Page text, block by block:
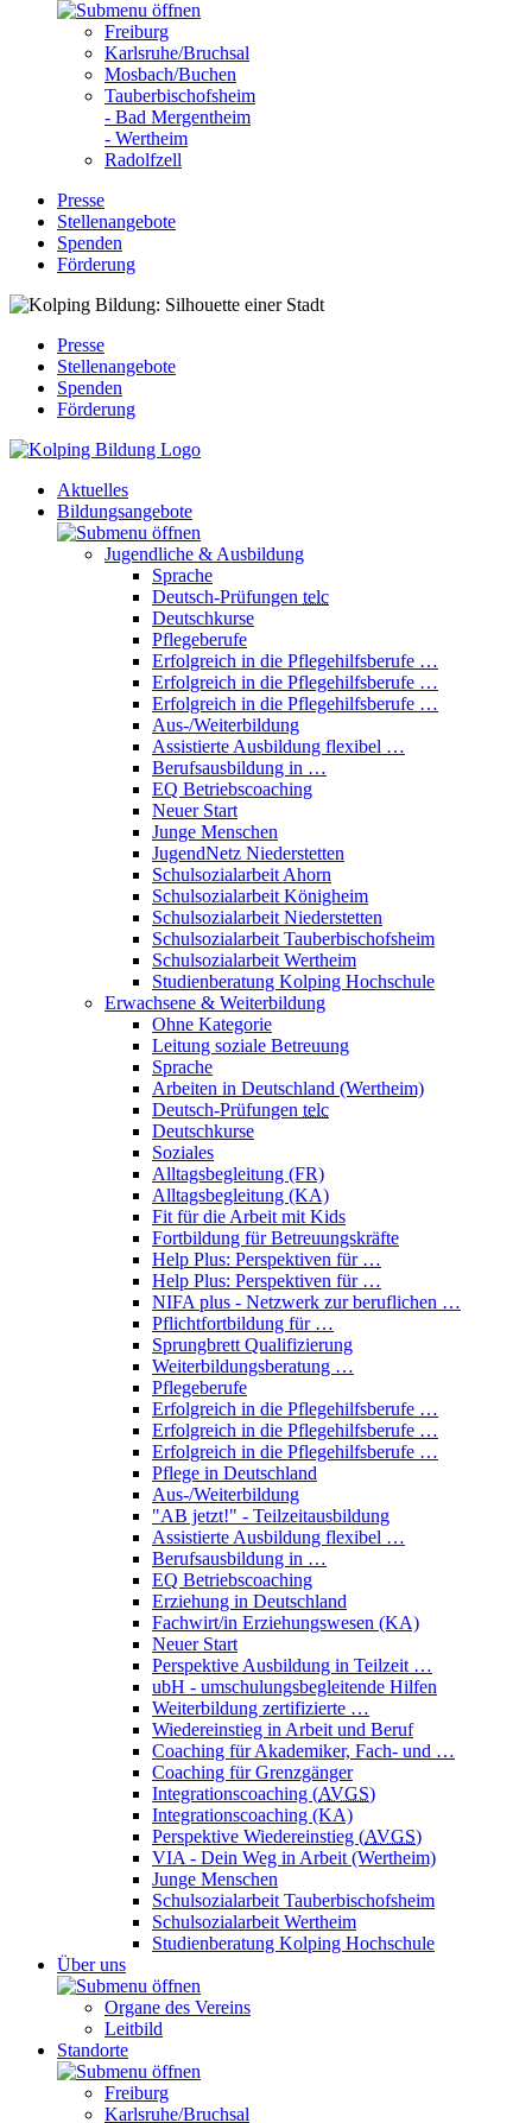
Freiburg
Karlsruhe/Bruchsal
Mosbach/Buchen
Tauberbischofsheim
- Bad Mergentheim
- Wertheim
Radolfzell
Presse
Stellenangebote
Spenden
Förderung
Presse
Stellenangebote
Spenden
Förderung
Aktuelles
Bildungsangebote
Jugendliche & Ausbildung
Sprache
Deutsch-Prüfungen telc
Deutschkurse
Pflegeberufe
Erfolgreich in die Pflegehilfsberufe …
Erfolgreich in die Pflegehilfsberufe …
Erfolgreich in die Pflegehilfsberufe …
Aus-/Weiterbildung
Assistierte Ausbildung flexibel …
Berufsausbildung in …
EQ Betriebscoaching
Neuer Start
Junge Menschen
JugendNetz Niederstetten
Schulsozialarbeit Ahorn
Schulsozialarbeit Königheim
Schulsozialarbeit Niederstetten
Schulsozialarbeit Tauberbischofsheim
Schulsozialarbeit Wertheim
Studienberatung Kolping Hochschule
Erwachsene & Weiterbildung
Ohne Kategorie
Leitung soziale Betreuung
Sprache
Arbeiten in Deutschland (Wertheim)
Deutsch-Prüfungen telc
Deutschkurse
Soziales
Alltagsbegleitung (FR)
Alltagsbegleitung (KA)
Fit für die Arbeit mit Kids
Fortbildung für Betreuungskräfte
Help Plus: Perspektiven für …
Help Plus: Perspektiven für …
NIFA plus - Netzwerk zur beruflichen …
Pflichtfortbildung für …
Sprungbrett Qualifizierung
Weiterbildungsberatung …
Pflegeberufe
Erfolgreich in die Pflegehilfsberufe …
Erfolgreich in die Pflegehilfsberufe …
Erfolgreich in die Pflegehilfsberufe …
Pflege in Deutschland
Aus-/Weiterbildung
"AB jetzt!" - Teilzeitausbildung
Assistierte Ausbildung flexibel …
Berufsausbildung in …
EQ Betriebscoaching
Erziehung in Deutschland
Fachwirt/in Erziehungswesen (KA)
Neuer Start
Perspektive Ausbildung in Teilzeit …
ubH - umschulungsbegleitende Hilfen
Weiterbildung zertifizierte …
Wiedereinstieg in Arbeit und Beruf
Coaching für Akademiker, Fach- und …
Coaching für Grenzgänger
Integrationscoaching (AVGS)
Integrationscoaching (KA)
Perspektive Wiedereinstieg (AVGS)
VIA - Dein Weg in Arbeit (Wertheim)
Junge Menschen
Schulsozialarbeit Tauberbischofsheim
Schulsozialarbeit Wertheim
Studienberatung Kolping Hochschule
Über uns
Organe des Vereins
Leitbild
Standorte
Freiburg
Karlsruhe/Bruchsal